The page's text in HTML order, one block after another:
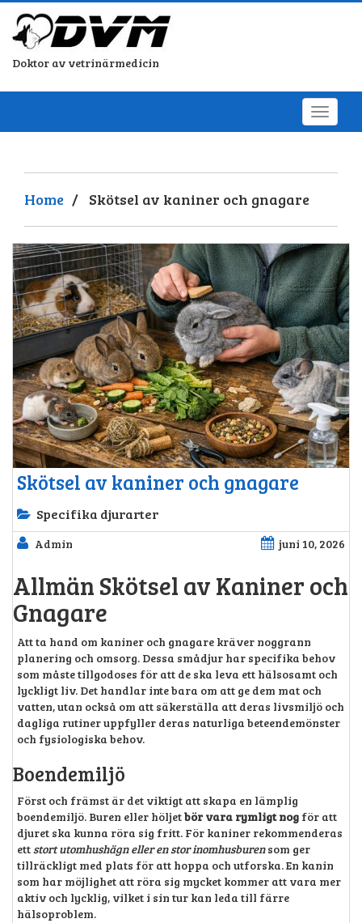
Doktor av vetrinärmedicin
Home / Skötsel av kaniner och gnagare
Skötsel av kaniner och gnagare
Specifika djurarter
Admin juni 10, 2026
Allmän Skötsel av Kaniner och
Gnagare
Att ta hand om kaniner och gnagare kräver noggrann
planering och omsorg. Dessa smådjur har specifika behov
som måste tillgodoses för att de ska leva ett hälsosamt och
lyckligt liv. Det handlar inte bara om att ge dem mat och
vatten, utan också om att säkerställa att deras livsmiljö och
dagliga rutiner uppfyller deras naturliga beteendemönster
och fysiologiska behov.
Boendemiljö
Först och främst är det viktigt att skapa en lämplig
boendemiljö. Buren eller höljetbör vara rymligt nog för att
djuret ska kunna röra sig fritt. För kaniner rekommenderas
ettstort utomhushägn eller en stor inomhusburensom ger
tillräckligt med plats för att hoppa och utforska. En kanin
som har möjlighet att röra sig mycket kommer att vara mer
aktiv och lycklig, vilket i sin tur kan leda till färre
hälsoproblem.